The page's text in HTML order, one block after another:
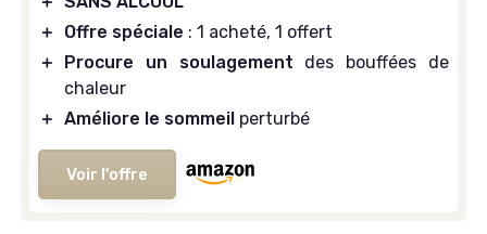
＋
Offre spéciale : 1 acheté, 1 offert
＋
Procure un soulagement des bouffées de
chaleur
＋ Améliore le sommeil perturbé
Voir l'offre